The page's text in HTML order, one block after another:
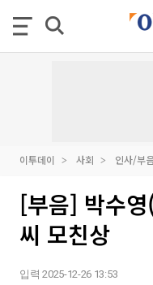
이투데이 사회 인사/부
[부음] 박수
씨 모친상
입력 2025-12-26 13:53